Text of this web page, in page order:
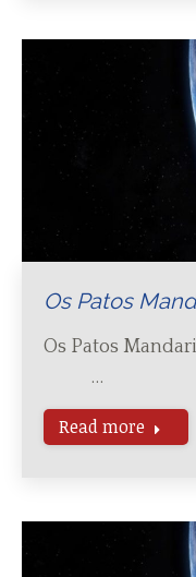
Os Patos
Os Patos
…
Read more